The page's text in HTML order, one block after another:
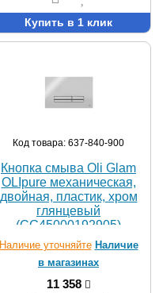
Купить в 1 клик
Код товара: 637-840-900
Кнопка смыва Oli Glam
OLIpure механическая,
двойная, пластик, хром
глянцевый
(CG45000192905)
Наличие уточняйте Наличие
в магазинах
11 358